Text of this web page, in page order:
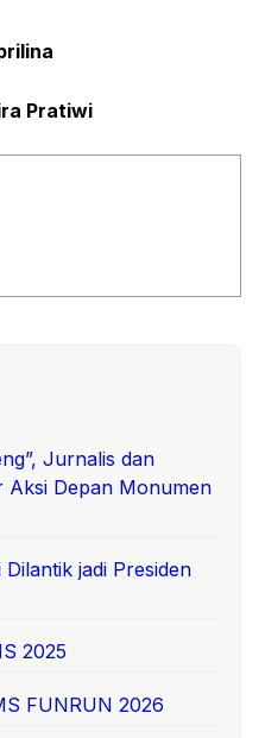
Jurnalis dan
Aksi Depan Monumen
jadi Presiden
2025
FUNRUN 2026